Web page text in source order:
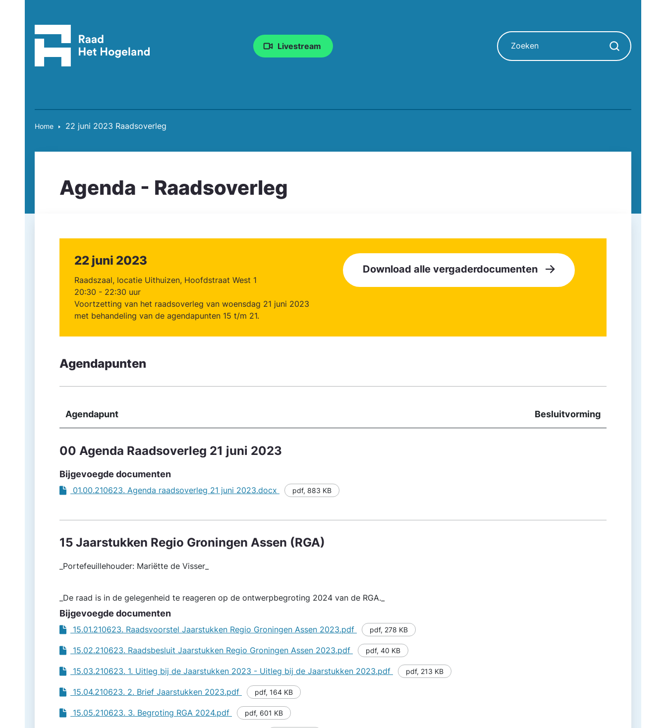
Livestream
Zoeken
Zoekopdracht
Home 22 juni 2023 Raadsoverleg
Agenda - Raadsoverleg
22 juni 2023
Raadszaal, locatie Uithuizen, Hoofdstraat West 1
20:30 - 22:30 uur
Voortzetting van het raadsoverleg van woensdag 21 juni 2023
met behandeling van de agendapunten 15 t/m 21.
Download alle vergaderdocumenten
Agendapunten
Agendapunt Besluitvorming
00 Agenda Raadsoverleg 21 juni 2023
Bijgevoegde documenten
01.00.210623. Agenda raadsoverleg 21 juni 2023.docx pdf, 883 KB
15 Jaarstukken Regio Groningen Assen (RGA)
_Portefeuillehouder: Mariëtte de Visser_
_De raad is in de gelegenheid te reageren op de ontwerpbegroting 2024 van de RGA._
Bijgevoegde documenten
15.01.210623. Raadsvoorstel Jaarstukken Regio Groningen Assen 2023.pdf pdf, 278 KB
15.02.210623. Raadsbesluit Jaarstukken Regio Groningen Assen 2023.pdf pdf, 40 KB
15.03.210623. 1. Uitleg bij de Jaarstukken 2023 - Uitleg bij de Jaarstukken 2023.pdf pdf, 213 KB
15.04.210623. 2. Brief Jaarstukken 2023.pdf pdf, 164 KB
15.05.210623. 3. Begroting RGA 2024.pdf pdf, 601 KB